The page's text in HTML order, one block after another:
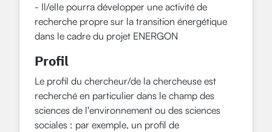
- Il/elle pourra développer une activité de
recherche propre sur la transition énergétique
dans le cadre du projet ENERGON
Profil
Le profil du chercheur/de la chercheuse est
recherché en particulier dans le champ des
sciences de l'environnement ou des sciences
sociales : par exemple, un profil de